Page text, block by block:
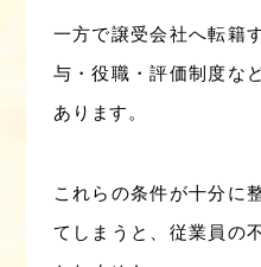
一方で譲受会社へ転籍
与・役職・評価制度な
あります。
これらの条件が十分に
てしまうと、従業員の